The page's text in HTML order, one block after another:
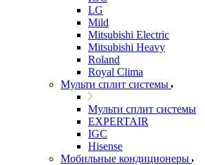
LG
Mild
Mitsubishi Electric
Mitsubishi Heavy
Roland
Royal Clima
Мульти сплит системы
Мульти сплит системы
EXPERTAIR
IGC
Hisense
Мобильные кондиционеры